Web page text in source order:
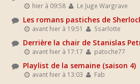
hier à 09:58 Le Juge Wargrave
Les romans pastiches de
avant hier à 19:51 Ssarlotte
Derrière la chair de Stanislas
avant hier à 17:17 patoche77
Playlist de la semaine (saison 4)
avant hier à 13:03 Fab